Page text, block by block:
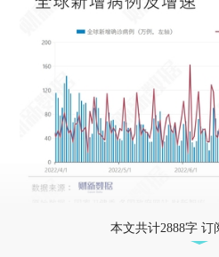
本文共计2888字 订